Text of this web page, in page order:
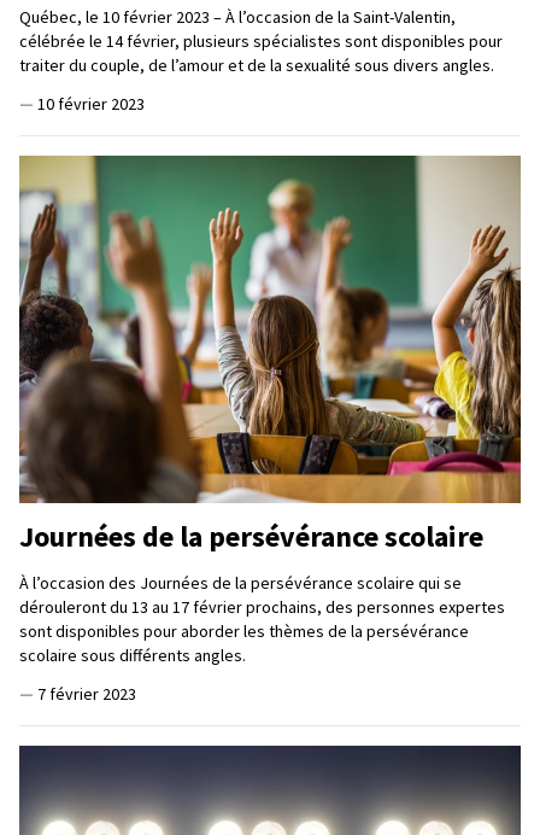
Québec, le 10 février 2023 – À l’occasion de la Saint-Valentin,
célébrée le 14 février, plusieurs spécialistes sont disponibles pour
traiter du couple, de l’amour et de la sexualité sous divers angles.
— 10 février 2023
Journées de la persévérance scolaire
À l’occasion des Journées de la persévérance scolaire qui se
dérouleront du 13 au 17 février prochains, des personnes expertes
sont disponibles pour aborder les thèmes de la persévérance
scolaire sous différents angles.
— 7 février 2023